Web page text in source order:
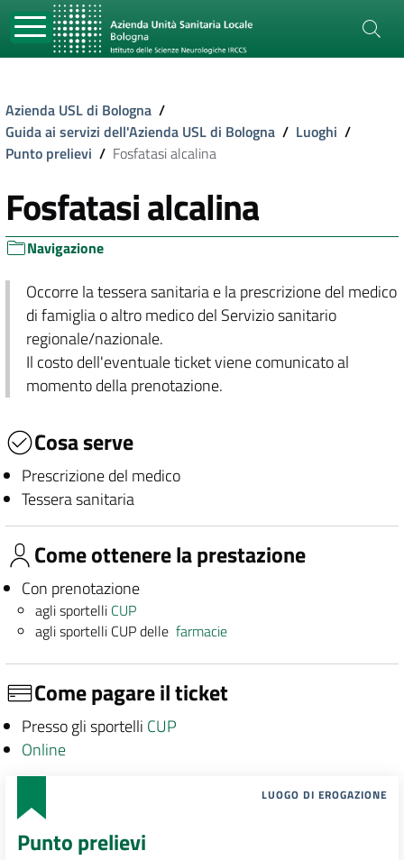
Azienda USL di Bologna /
Guida ai servizi dell'Azienda USL di Bologna / Luoghi /
Punto prelievi / Fosfatasi alcalina
Fosfatasi alcalina
Navigazione
Occorre la tessera sanitaria e la prescrizione del medico
di famiglia o altro medico del Servizio sanitario
regionale/nazionale.
Il costo dell'eventuale ticket viene comunicato al
momento della prenotazione.
Cosa serve
Prescrizione del medico
Tessera sanitaria
Come ottenere la prestazione
Con prenotazione
agli sportelli CUP
agli sportelli CUP dellefarmacie
Come pagare il ticket
Presso gli sportelli CUP
Online
LUOGO DI EROGAZIONE
Punto prelievi